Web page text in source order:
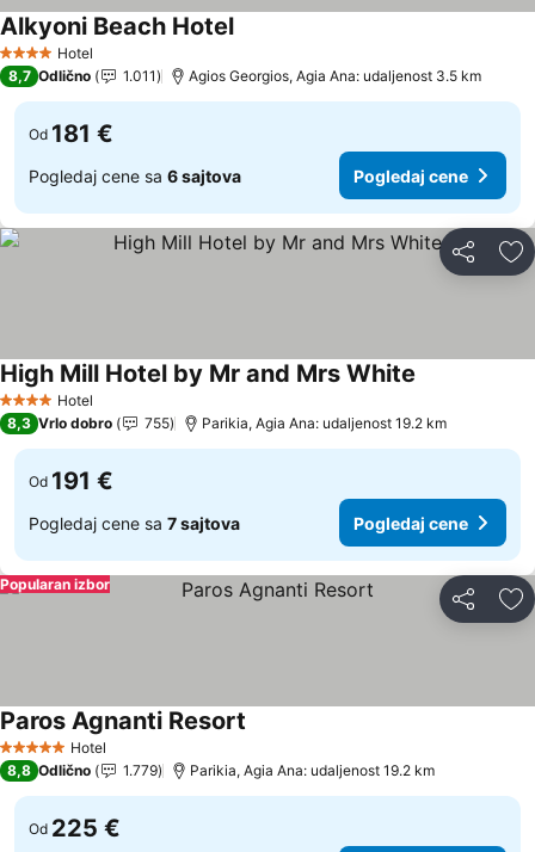
4 ZvezdiceHotel
Alkyoni Beach HotelPogledaj cene
8,7 Odlično 1.011 Agios Georgios, Agia Ana: udaljenost 3.5 km
Od 181 €
Pogledaj cene sa 6 sajtova Pogledaj cene
Deli
4 ZvezdiceHotel
High Mill Hotel by Mr and Mrs White
8,3 Vrlo dobro 755 Parikia, Agia Ana: udaljenost 19.2 km
Od 191 €
Pogledaj cene sa 7 sajtova Pogledaj cene
Deli
Popularan izbor
5 ZvezdiceHotel
Paros Agnanti Resort
8,8 Odlično 1.779 Parikia, Agia Ana: udaljenost 19.2 km
Od 225 €